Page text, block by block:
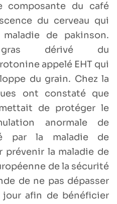
composante du café
du cerveau qui
de pakinson.
gras dérivé du
appelé EHT qui
du grain. Chez la
ont constaté que
de protéger le
anormale de
par la maladie de
prévenir la maladie de
de la sécurité
de ne pas dépasser
afin de bénéficier